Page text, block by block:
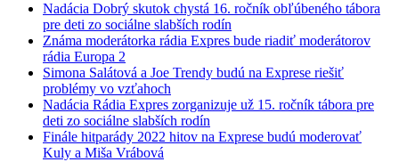
Nadácia Dobrý skutok chystá 16. ročník obľúbeného tábora
pre deti zo sociálne slabších rodín
Známa moderátorka rádia Expres bude riadiť moderátorov
rádia Europa 2
Simona Salátová a Joe Trendy budú na Exprese riešiť
problémy vo vzťahoch
Nadácia Rádia Expres zorganizuje už 15. ročník tábora pre
deti zo sociálne slabších rodín
Finále hitparády 2022 hitov na Exprese budú moderovať
Kuly a Miša Vrábová